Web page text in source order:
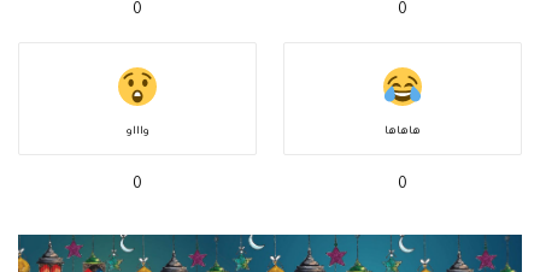
0
0
هاهاها
0
واااو
0